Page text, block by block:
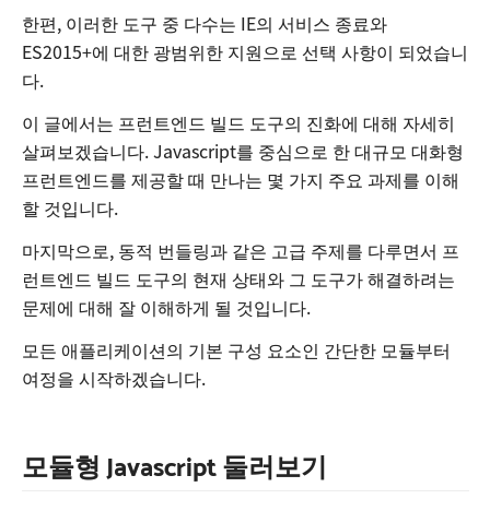
한편, 이러한 도구 중 다수는 IE의 서비스 종료와
ES2015+에 대한 광범위한 지원으로 선택 사항이 되었습니
다.
이 글에서는 프런트엔드 빌드 도구의 진화에 대해 자세히
살펴보겠습니다. Javascript를 중심으로 한 대규모 대화형
프런트엔드를 제공할 때 만나는 몇 가지 주요 과제를 이해
할 것입니다.
마지막으로, 동적 번들링과 같은 고급 주제를 다루면서 프
런트엔드 빌드 도구의 현재 상태와 그 도구가 해결하려는
문제에 대해 잘 이해하게 될 것입니다.
모든 애플리케이션의 기본 구성 요소인 간단한 모듈부터
여정을 시작하겠습니다.
모듈형 Javascript 둘러보기